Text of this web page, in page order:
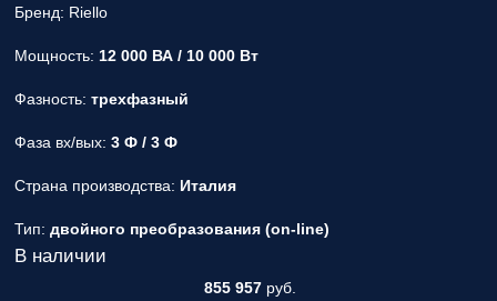
Бренд: Riello
Мощность: 12 000 ВА / 10 000 Вт
Фазность: трехфазный
Фаза вх/вых: 3 Ф / 3 Ф
Страна производства: Италия
Тип: двойного преобразования (on-line)
В наличии
855 957 руб.